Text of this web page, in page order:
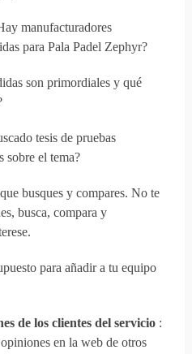
manufacturadores
para Pala Padel Zephyr?
son primordiales y qué
tesis de pruebas
sobre el tema?
busques y compares. No te
busca, compara y
para añadir a tu equipo
de los clientes del servicio :
en la web de otros